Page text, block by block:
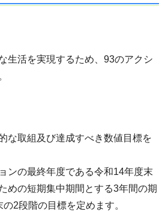
生活を実現するため、93のアクシ
な取組及び達成すべき数値目標を
ンの最終年度である令和14年度末
めの短期集中期間とする3年間の期
2段階の目標を定めます。